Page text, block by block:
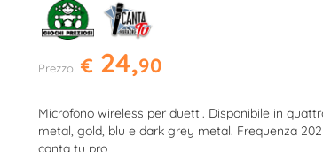
Prezzo € 24,90
Microfono wireless per duetti. Disponibile in
metal, gold, blu e dark grey metal. Frequenza
canta tu pro